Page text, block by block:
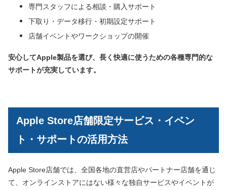
専門スタッフによる相談・購入サポート
下取り・データ移行・初期設定サポート
店舗イベントやワークショップの開催
安心してApple製品を選び、長く快適に使うための各種専門的な
サポートが充実しています。
Apple Store店舗限定サービス・イベン
ト・サポートの活用方法
Apple Store店舗では、全国各地の直営店やパートナー店舗を通じ
て、オンラインストアにはない様々な独自サービスやイベントが